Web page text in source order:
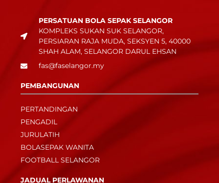
PERSATUAN BOLA SEPAK SELANGOR
KOMPLEKS SUKAN SUK SELANGOR,
PERSIARAN RAJA MUDA, SEKSYEN 5, 40000
SHAH ALAM, SELANGOR DARUL EHSAN
fas@faselangor.my
PEMBANGUNAN
PERTANDINGAN
PENGADIL
JURULATIH
BOLASEPAK WANITA
FOOTBALL SELANGOR
JADUAL PERLAWANAN